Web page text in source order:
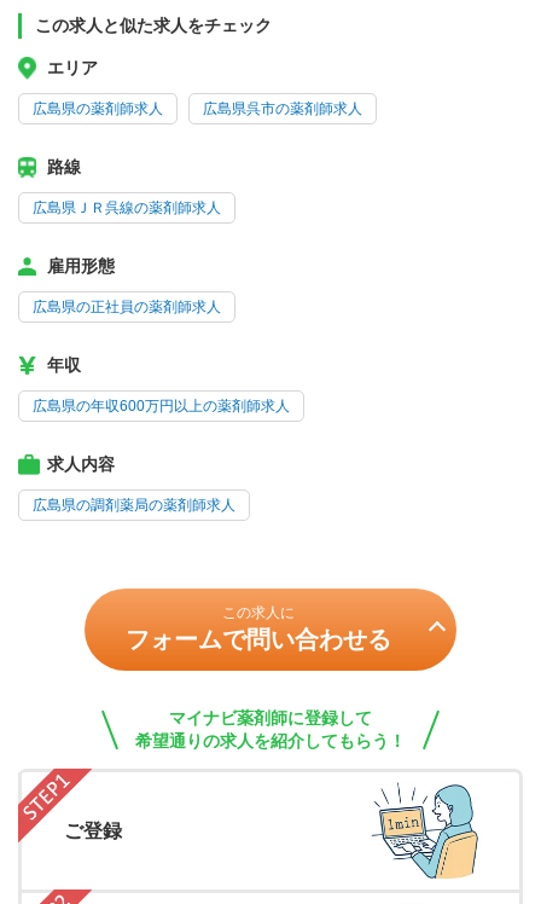
この求人と似た求人をチェック
エリア
広島県の薬剤師求人 広島県呉市の薬剤師求人
路線
広島県ＪＲ呉線の薬剤師求人
雇用形態
広島県の正社員の薬剤師求人
年収
広島県の年収600万円以上の薬剤師求人
求人内容
広島県の調剤薬局の薬剤師求人
この求人に
フォームで問い合わせる
マイナビ薬剤師に登録して
希望通りの求人を紹介してもらう！
ご登録